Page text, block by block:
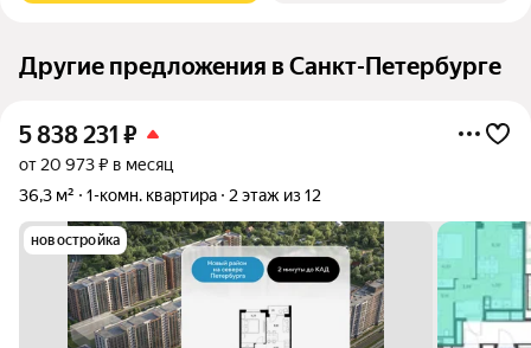
Другие предложения в Санкт-Петербурге
5 838 231 ₽
от 20 973 ₽ в месяц
36,3 м²
1-комн. квартира 2 этаж из 12
новостройка